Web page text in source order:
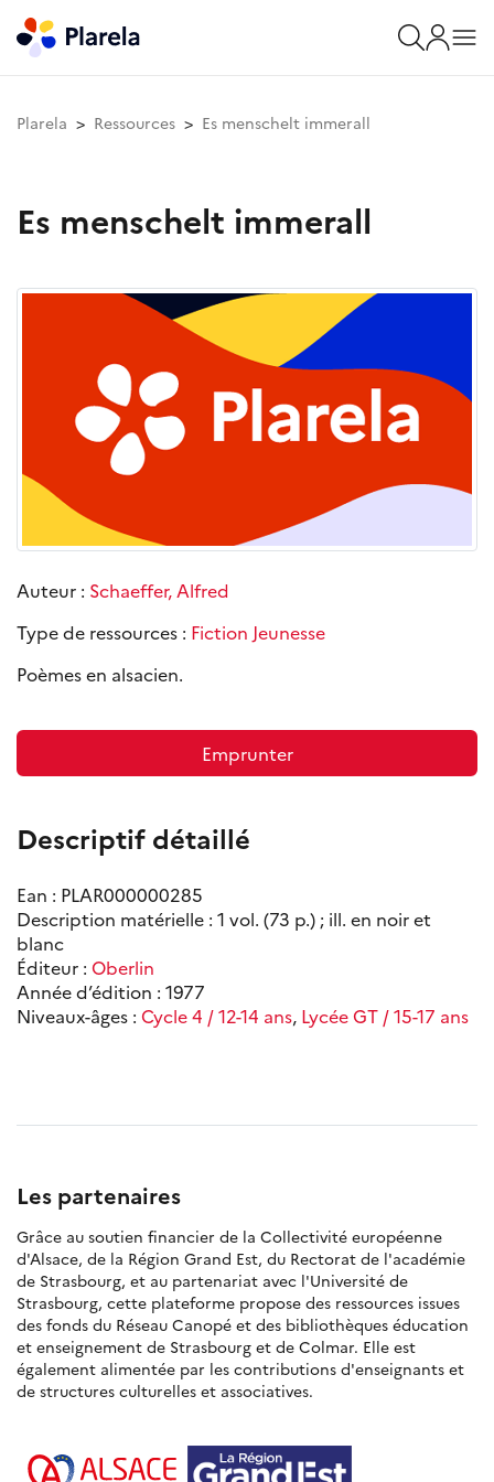
Plarela Ressources Es menschelt immerall
Es menschelt immerall
Auteur : Schaeffer, Alfred
Type de ressources : Fiction Jeunesse
Poèmes en alsacien.
Emprunter
Descriptif détaillé
Ean : PLAR000000285
Description matérielle : 1 vol. (73 p.) ; ill. en noir et
blanc
Éditeur : Oberlin
Année d’édition : 1977
Niveaux-âges : Cycle 4 / 12-14 ans, Lycée GT / 15-17 ans
Les partenaires
Grâce au soutien financier de la Collectivité européenne
d'Alsace, de la Région Grand Est, du Rectorat de l'académie
de Strasbourg, et au partenariat avec l'Université de
Strasbourg, cette plateforme propose des ressources issues
des fonds du Réseau Canopé et des bibliothèques éducation
et enseignement de Strasbourg et de Colmar. Elle est
également alimentée par les contributions d'enseignants et
de structures culturelles et associatives.